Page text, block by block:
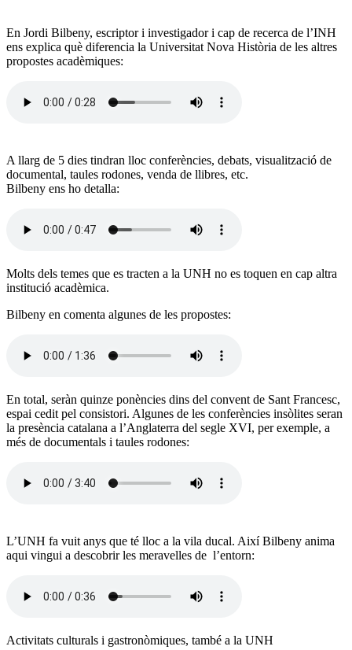
En Jordi Bilbeny, escriptor i investigador i cap de recerca de l’INH
ens explica què diferencia la Universitat Nova Història de les altres
propostes acadèmiques:
A llarg de 5 dies tindran lloc conferències, debats, visualització de
documental, taules rodones, venda de llibres, etc.
Bilbeny ens ho detalla:
Molts dels temes que es tracten a la UNH no es toquen en cap altra
institució acadèmica.
Bilbeny en comenta algunes de les propostes:
En total, seràn quinze ponències dins del convent de Sant Francesc,
espai cedit pel consistori. Algunes de les conferències insòlites seran
la presència catalana a l’Anglaterra del segle XVI, per exemple, a
més de documentals i taules rodones:
L’UNH fa vuit anys que té lloc a la vila ducal. Així Bilbeny anima
aqui vingui a descobrir les meravelles de l’entorn:
Activitats culturals i gastronòmiques, també a la UNH